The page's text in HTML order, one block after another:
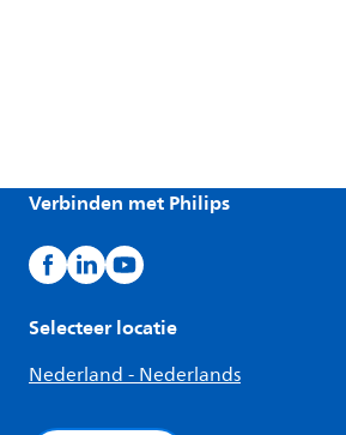
Verbinden met Philips
Selecteer locatie
Nederland - Nederlands